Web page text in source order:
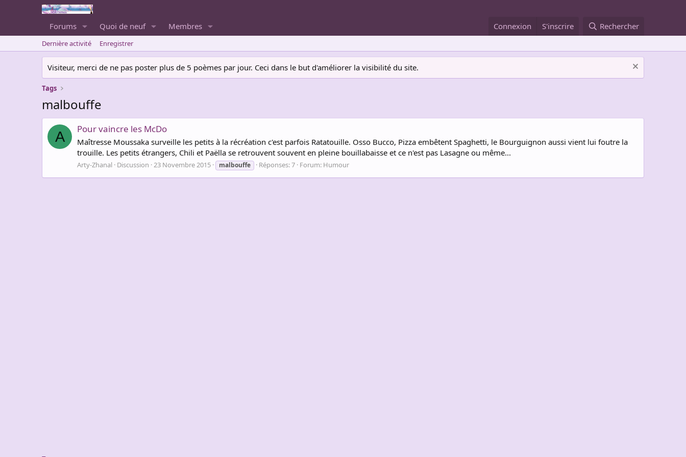
Forums Quoi de neuf Membres Connexion S'inscrire Rechercher
Dernière activité Enregistrer
Visiteur, merci de ne pas poster plus de 5 poèmes par jour. Ceci dans le but d'améliorer la visibilité du site.
Tags
malbouffe
A Pour vaincre les McDo
Maîtresse Moussaka surveille les petits à la récréation c'est parfois Ratatouille. Osso Bucco, Pizza embêtent Spaghetti, le Bourguignon aussi vient lui foutre la
trouille. Les petits étrangers, Chili et Paëlla se retrouvent souvent en pleine bouillabaisse et ce n'est pas Lasagne ou même...
Arty-Zhanal Discussion 23 Novembre 2015 malbouffe Réponses: 7 Forum: Humour